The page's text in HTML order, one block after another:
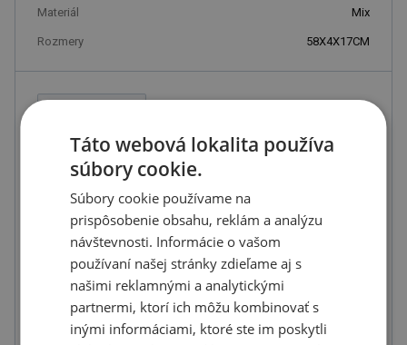
Materiál Mix
Rozmery 58X4X17CM
7.68 €
Množstevné zľavy
od
10 ks
7.14 €
(-7.00%)
od
20 ks
6.91 €
(-10.00%)
50 ks
(-15.00
100 ks
200 ks
300
Táto webová lokalita používa
súbory cookie.
Súbory cookie používame na
prispôsobenie obsahu, reklám a analýzu
návštevnosti. Informácie o vašom
používaní našej stránky zdieľame aj s
našimi reklamnými a analytickými
partnermi, ktorí ich môžu kombinovať s
inými informáciami, ktoré ste im poskytli